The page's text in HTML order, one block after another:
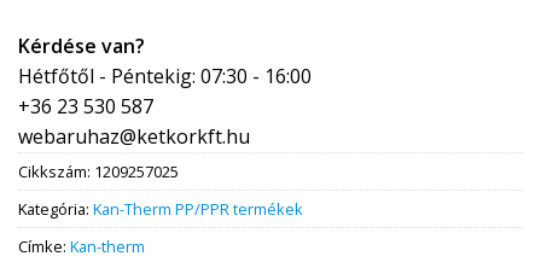
Kérdése van?
Hétfőtől - Péntekig: 07:30 - 16:00
+36 23 530 587
webaruhaz@ketkorkft.hu
Cikkszám: 1209257025
Kategória: Kan-Therm PP/PPR termékek
Címke: Kan-therm